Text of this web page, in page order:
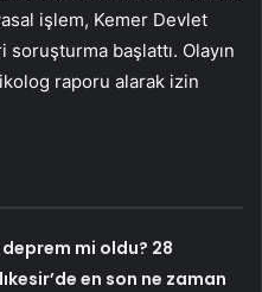
işlem, Kemer Devlet
soruşturma başlattı. Olayın
raporu alarak izin
deprem mi oldu? 28
en son ne zaman